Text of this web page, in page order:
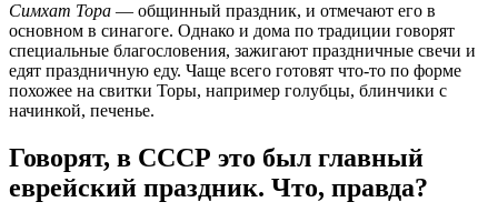
Симхат Тора — общинный праздник, и отмечают его в
основном в синагоге. Однако и дома по традиции говорят
специальные благословения, зажигают праздничные свечи и
едят праздничную еду. Чаще всего готовят что-то по форме
похожее на свитки Торы, например голубцы, блинчики с
начинкой, печенье.
Говорят, в СССР это был главный
еврейский праздник. Что, правда?